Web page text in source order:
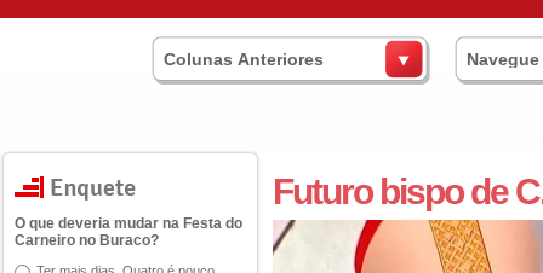
Colunas Anteriores
O que deveria mudar na Festa do
Carneiro no Buraco?
Futuro bispo de